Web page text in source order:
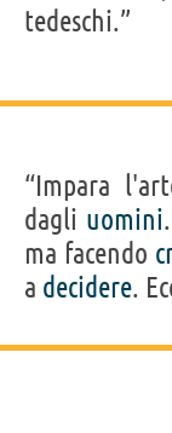
Pseudonimo
Nato 24 maggio
Segno zodiacale
tedeschi.”
“Impara
dagli uomini
ma facendo
a decidere.